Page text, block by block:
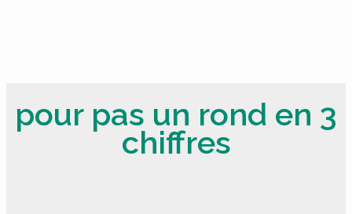
pour pas un rond en 3
chiffres